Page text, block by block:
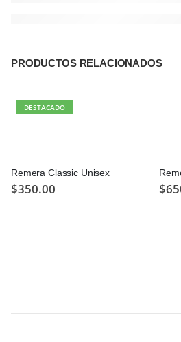
PRODUCTOS RELACIONADOS
DESTACADO
Remera Classic Unisex
$350.00 $